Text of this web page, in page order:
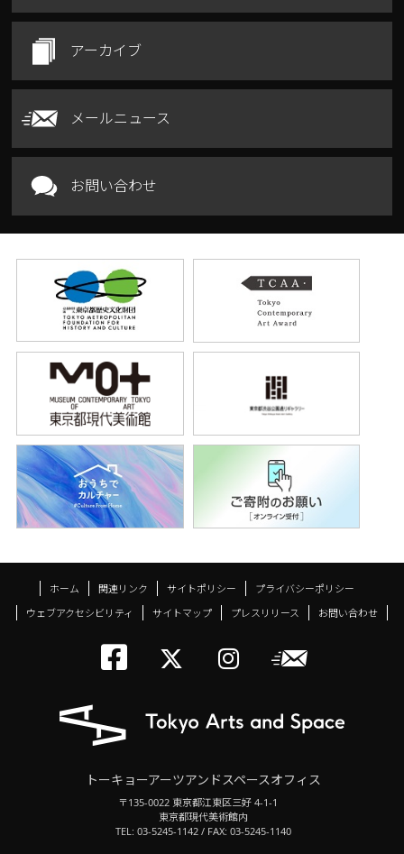
アーカイブ
メールニュース
お問い合わせ
ホーム 関連リンク サイトポリシー
プライバシーポリシー
ウェブアクセシビリティ
サイトマップ プレスリリース お問い合わせ
トーキョーアーツ
メールニ
トーキョーアーツアンドスペースオフィス
〒135-0022 東京都江東区三好 4-1-1
東京都現代美術館内
TEL: 03-5245-1142 / FAX: 03-5245-1140